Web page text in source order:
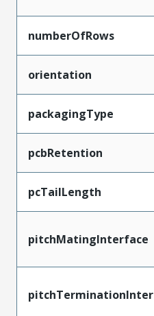
numberOfRows
orientation
packagingType
pcbRetention
pcTailLength
pitchMatingInterface